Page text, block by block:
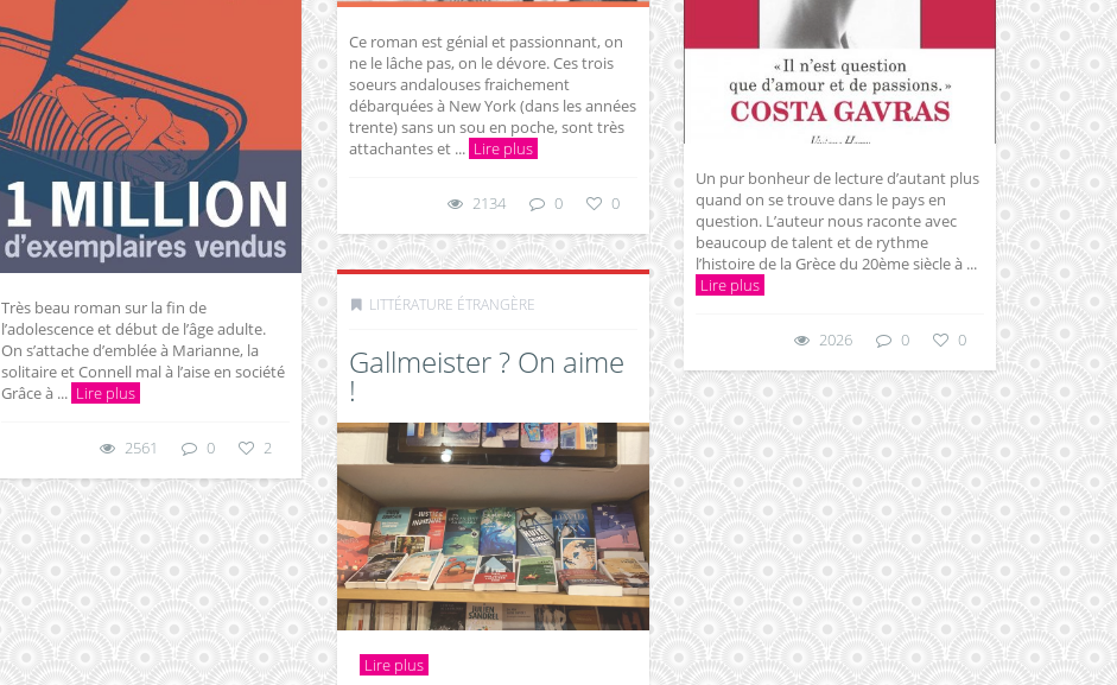
Un pur bonheur de lecture d’autant plus
quand on se trouve dans le pays en
question. L’auteur nous raconte avec
beaucoup de talent et de rythme
l’histoire de la Grèce du 20ème siècle à ...
Lire plus
2026 0 0
Ce roman est génial et passionnant, on
ne le lâche pas, on le dévore. Ces trois
soeurs andalouses fraichement
débarquées à New York (dans les années
trente) sans un sou en poche, sont très
attachantes et ... Lire plus
2134 0 0
Très beau roman sur la fin de
l’adolescence et début de l’âge adulte.
On s’attache d’emblée à Marianne, la
solitaire et Connell mal à l’aise en société
Grâce à ... Lire plus
2561 0 2
LITTÉRATURE ÉTRANGÈRE
Gallmeister ? On aime
!
Lire plus